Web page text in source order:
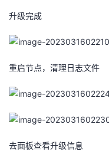
升级完成
重启节点，清理日志文件
去面板查看升级信息